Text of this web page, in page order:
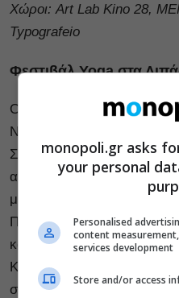
Χώροι: Art Lab Kino 28,
Typografeio
Φεστιβάλ Yoga στα
Ο Δήμος Κερατσινίου
Navasana Yoga Amfiali
Σαββατοκύριακο (12-13
ανοιχτό για όλους.
μακράς διαρκείας και
Παντοπωλείο και
και κτηνιατρικά φάρμακα
Κερατσινίου Νίκαιας.
στρώμα ή μια μεγάλη
monopoli.gr asks
your personal
Personalised
content
services development
Store and/or access